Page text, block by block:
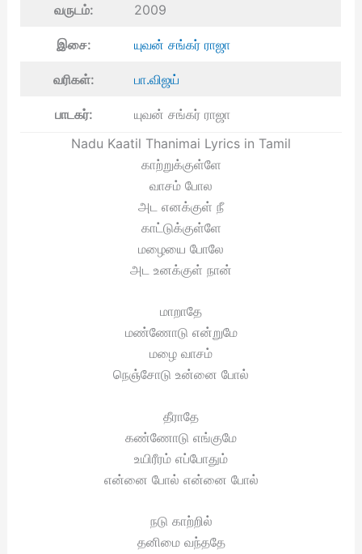
வருடம்: 2009
இசை: யுவன் சங்கர் ராஜா
வரிகள்: பா.விஜய்
பாடகர்:
யுவன் சங்கர் ராஜா
Nadu Kaatil Thanimai Lyrics in Tamil
காற்றுக்குள்ளே
வாசம் போல
அட எனக்குள் நீ
காட்டுக்குள்ளே
மழையை போலே
அட உனக்குள் நான்
மாறாதே
மண்ணோடு என்றுமே
மழை வாசம்
நெஞ்சோடு உன்னை போல்
தீராதே
கண்ணோடு எங்குமே
உயிரீரம் எப்போதும்
என்னை போல் என்னை போல்
நடு காற்றில்
தனிமை வந்ததே